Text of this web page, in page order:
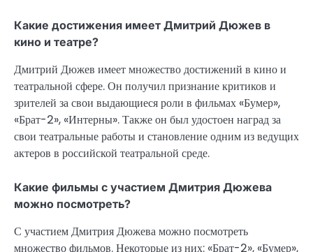
Какие достижения имеет Дмитрий Дюжев в
кино и театре?
Дмитрий Дюжев имеет множество достижений в кино и
театральной сфере. Он получил признание критиков и
зрителей за свои выдающиеся роли в фильмах «Бумер»,
«Брат-2», «Интерны». Также он был удостоен наград за
свои театральные работы и становление одним из ведущих
актеров в российской театральной среде.
Какие фильмы с участием Дмитрия Дюжева
можно посмотреть?
С участием Дмитрия Дюжева можно посмотреть
множество фильмов. Некоторые из них: «Брат-2», «Бумер»,